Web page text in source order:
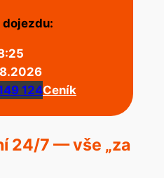
dojezdu:
124Ceník
24/7 — vše „za